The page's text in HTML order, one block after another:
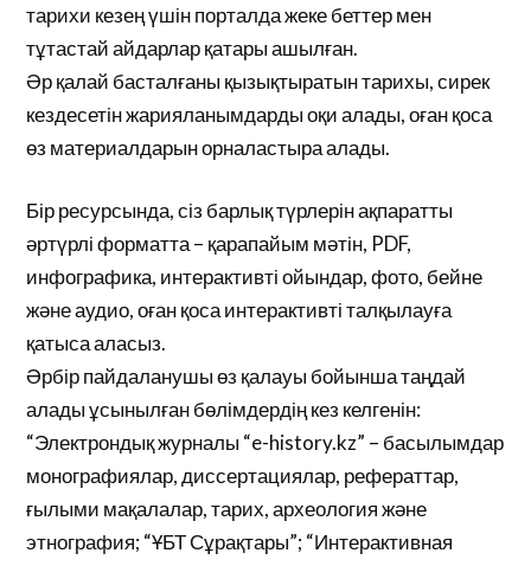
тарихи кезең үшін порталда жеке беттер мен
тұтастай айдарлар қатары ашылған.
Әр қалай басталғаны қызықтыратын тарихы, сирек
кездесетін жарияланымдарды оқи алады, оған қоса
өз материалдарын орналастыра алады.
Бір ресурсында, сіз барлық түрлерін ақпаратты
әртүрлі форматта – қарапайым мәтін, PDF,
инфографика, интерактивті ойындар, фото, бейне
және аудио, оған қоса интерактивті талқылауға
қатыса аласыз.
Әрбір пайдаланушы өз қалауы бойынша таңдай
алады ұсынылған бөлімдердің кез келгенін:
“Электрондық журналы “e-history.kz” – басылымдар
монографиялар, диссертациялар, рефераттар,
ғылыми мақалалар, тарих, археология және
этнография; “ҰБТ Сұрақтары”; “Интерактивная